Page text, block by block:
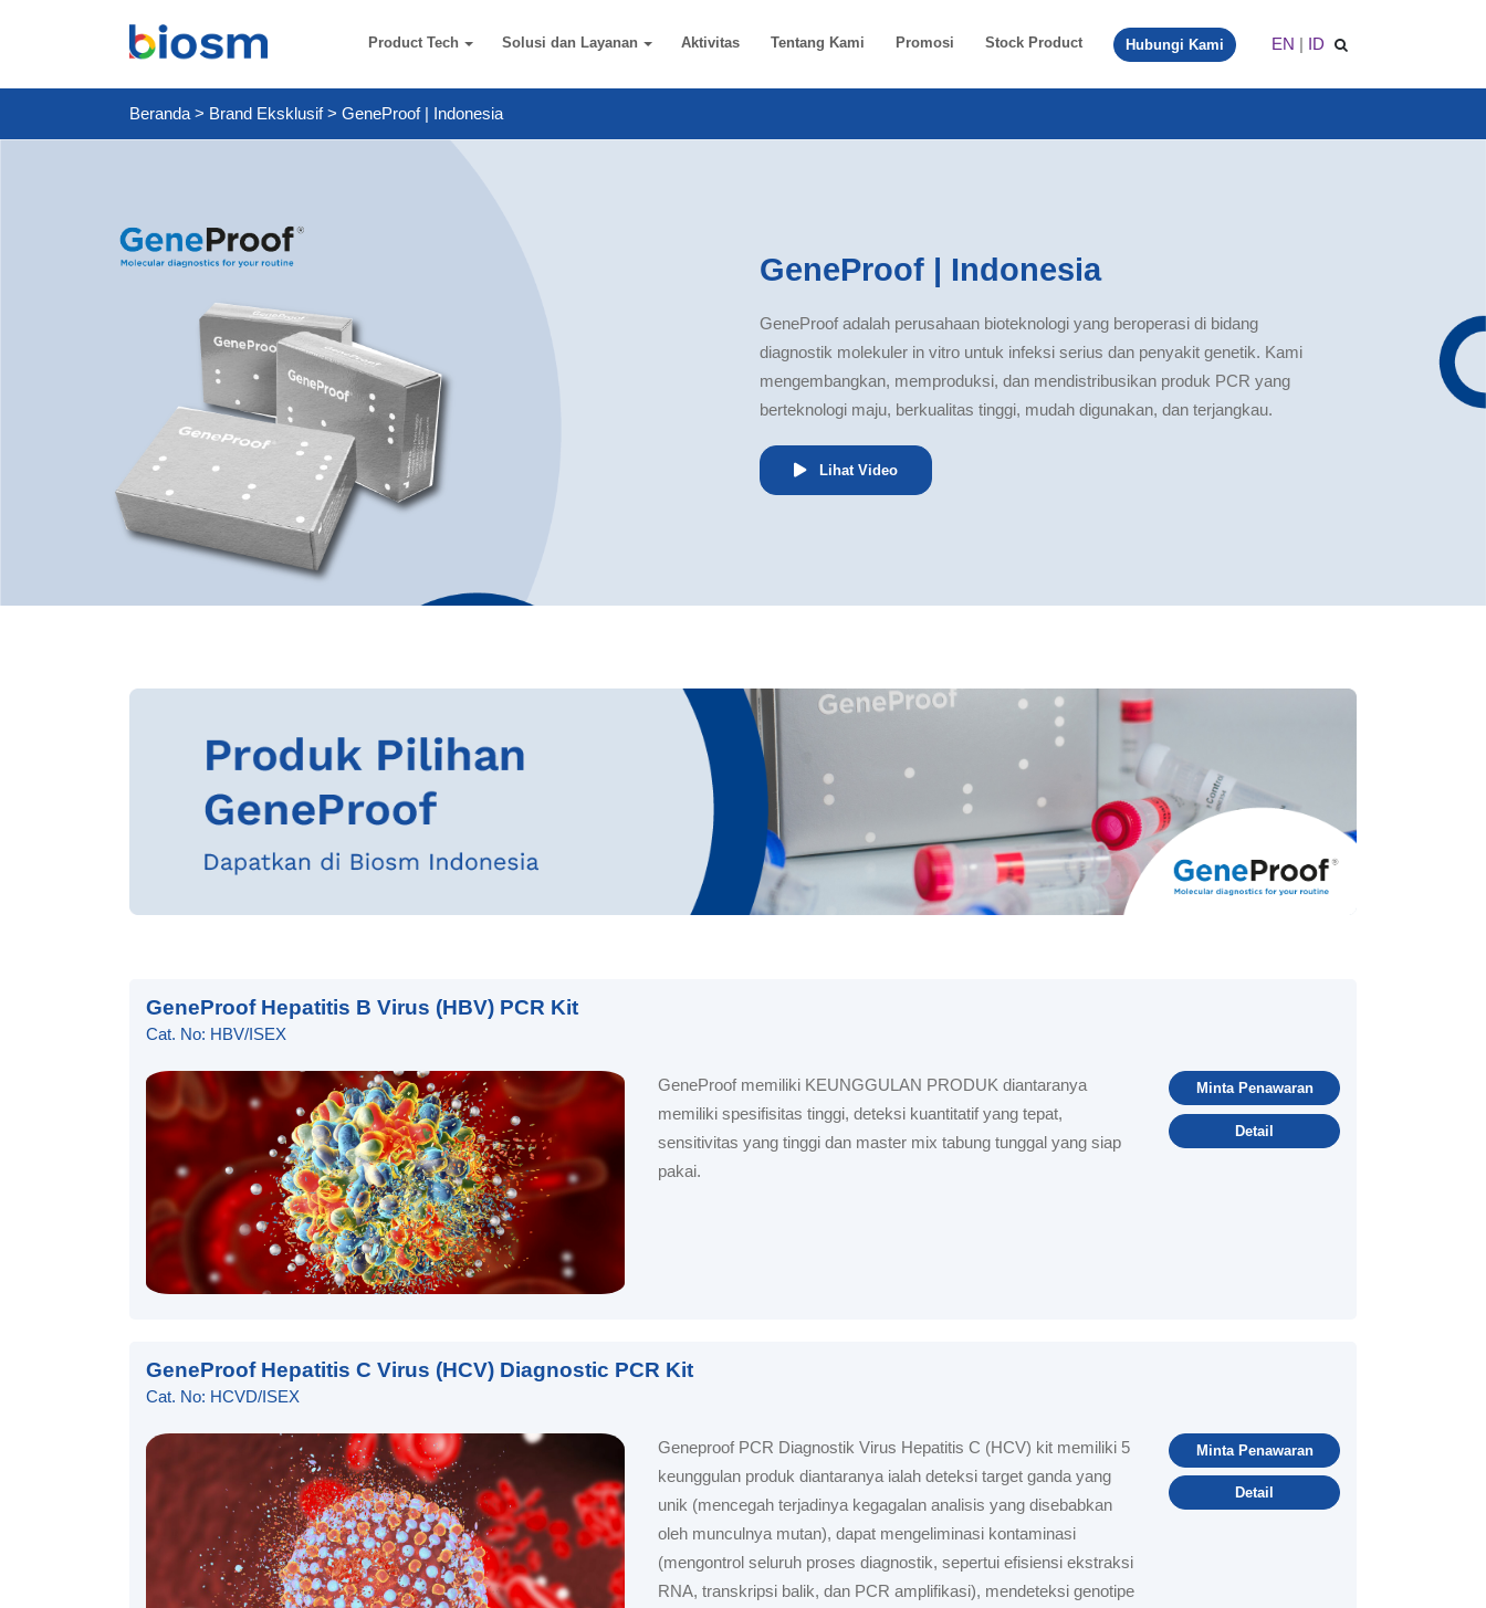
Product Tech Solusi dan Layanan Aktivitas Tentang Kami Promosi Stock Product Hubungi Kami EN | ID
Beranda > Brand Eksklusif > GeneProof | Indonesia
GeneProof | Indonesia
GeneProof adalah perusahaan bioteknologi yang beroperasi di bidang
diagnostik molekuler in vitro untuk infeksi serius dan penyakit genetik. Kami
mengembangkan, memproduksi, dan mendistribusikan produk PCR yang
berteknologi maju, berkualitas tinggi, mudah digunakan, dan terjangkau.
Lihat Video
GeneProof Hepatitis B Virus (HBV) PCR Kit
Cat. No: HBV/ISEX
GeneProof memiliki KEUNGGULAN PRODUK diantaranya
memiliki spesifisitas tinggi, deteksi kuantitatif yang tepat,
sensitivitas yang tinggi dan master mix tabung tunggal yang siap
pakai.
Minta Penawaran
Detail
GeneProof Hepatitis C Virus (HCV) Diagnostic PCR Kit
Cat. No: HCVD/ISEX
Geneproof PCR Diagnostik Virus Hepatitis C (HCV) kit memiliki 5
keunggulan produk diantaranya ialah deteksi target ganda yang
unik (mencegah terjadinya kegagalan analisis yang disebabkan
oleh munculnya mutan), dapat mengeliminasi kontaminasi
(mengontrol seluruh proses diagnostik, sepertui efisiensi ekstraksi
RNA, transkripsi balik, dan PCR amplifikasi), mendeteksi genotipe
Minta Penawaran
Detail